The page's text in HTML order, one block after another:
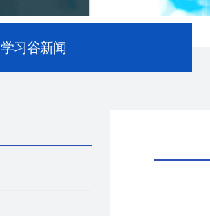
学习谷新闻